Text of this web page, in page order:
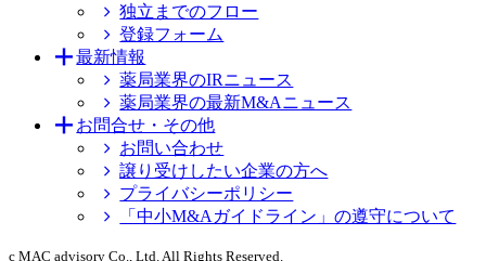
独立までのフロー
登録フォーム
最新情報
薬局業界のIRニュース
薬局業界の最新M&Aニュース
お問合せ・その他
お問い合わせ
譲り受けしたい企業の方へ
プライバシーポリシー
「中小M&Aガイドライン」の遵守について
c MAC advisory Co., Ltd. All Rights Reserved.